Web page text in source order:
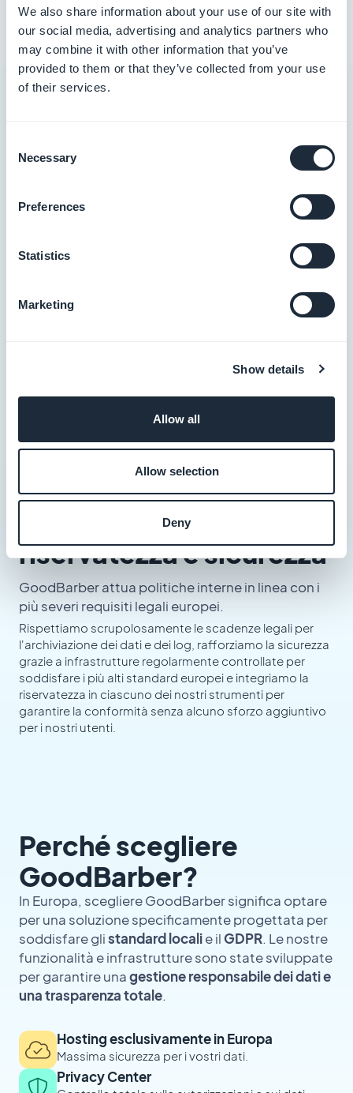
We also share information about your use of our site with
our social media, advertising and analytics partners who
may combine it with other information that you’ve
provided to them or that they’ve collected from your use
of their services.
Selection
Necessary
Preferences
Statistics
Marketing
Show details
Allow all
Allow selection
Deny
Massima compatibilità
Che si tratti di iOS, Android o PWA, i processi
sono semplificati e conformi agli standard.
Le migliori pratiche di
riservatezza e sicurezza
GoodBarber attua politiche interne in linea con i
più severi requisiti legali europei.
Rispettiamo scrupolosamente le scadenze legali per
l'archiviazione dei dati e dei log, rafforziamo la sicurezza
grazie a infrastrutture regolarmente controllate per
soddisfare i più alti standard europei e integriamo la
riservatezza in ciascuno dei nostri strumenti per
garantire la conformità senza alcuno sforzo aggiuntivo
per i nostri utenti.
Perché scegliere
GoodBarber?
In Europa, scegliere GoodBarber significa optare
per una soluzione specificamente progettata per
soddisfare glistandard localie ilGDPR. Le nostre
funzionalità e infrastrutture sono state sviluppate
per garantire unagestione responsabile dei dati e
una trasparenza totale.
Hosting esclusivamente in Europa
Massima sicurezza per i vostri dati.
Privacy Center